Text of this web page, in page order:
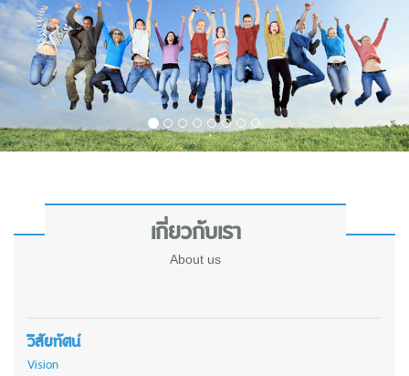
เกี่ยวกับเรา
About us
วิสัยทัศน์
Vision